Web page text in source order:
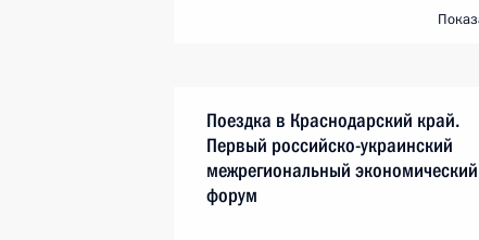
Поездка в Краснодарский край.
Первый российско-украинский
межрегиональный экономический
форум